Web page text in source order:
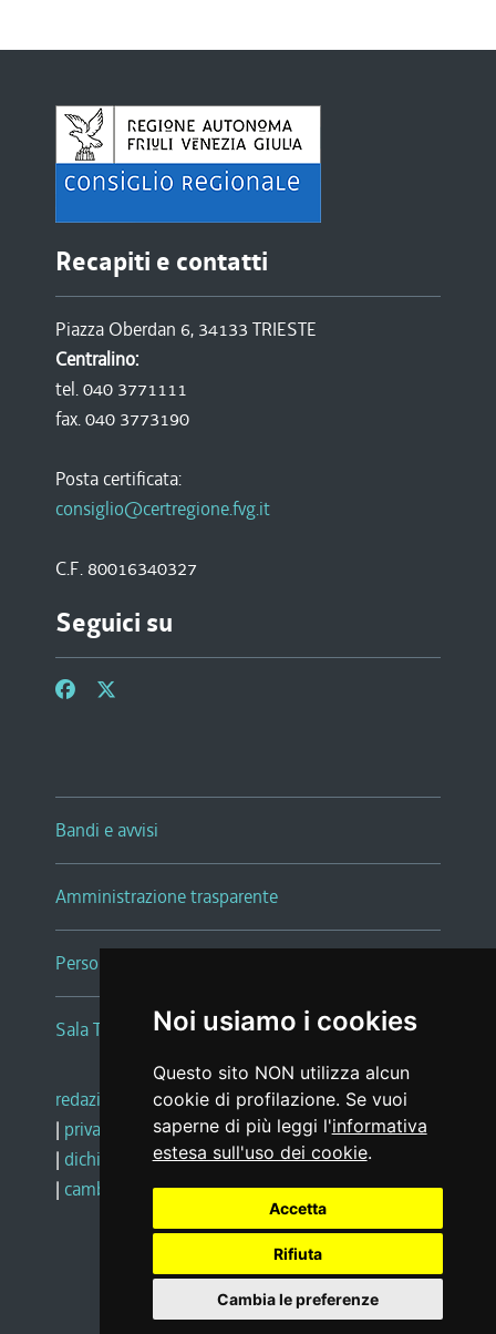
Noi usiamo i cookies
Questo sito NON utilizza alcun
cookie di profilazione. Se vuoi
saperne di più leggi l'informativa
estesa sull'uso dei cookie.
Accetta
Rifiuta
Cambia le preferenze
Recapiti e contatti
Piazza Oberdan 6, 34133 TRIESTE
Centralino:
tel. 040 3771111
fax. 040 3773190
Posta certificata:
consiglio@certregione.fvg.it
C.F. 80016340327
Seguici su
Bandi e avvisi
Amministrazione trasparente
Persone e Uffici
Sala Tiziano Tessitori
redazione web |note legali |glossario
| privacy
social media policy
| dichiarazione di accessibilità |feedback
| cambio preferenze cookie
Realizzato da